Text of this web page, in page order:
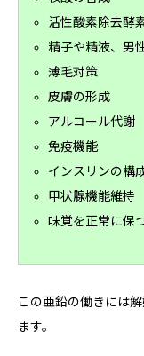
活性酸素除去酵
精子や精液、男
薄毛対策
皮膚の形成
アルコール代謝
免疫機能
インスリンの構
甲状腺機能維持
味覚を正常に保
この亜鉛の働きには
ます。